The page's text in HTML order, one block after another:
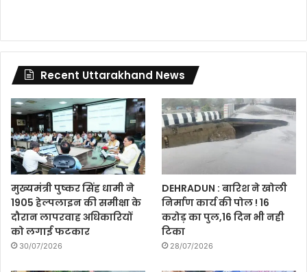
Recent Uttarakhand News
मुख्यमंत्री पुष्कर सिंह धामी ने
1905 हेल्पलाइन की समीक्षा के
दौरान लापरवाह अधिकारियों
को लगाई फटकार
30/07/2026
DEHRADUN : बारिश ने खोली
निर्माण कार्य की पोल ! 16
करोड़ का पुल,16 दिन भी नही
टिका
28/07/2026